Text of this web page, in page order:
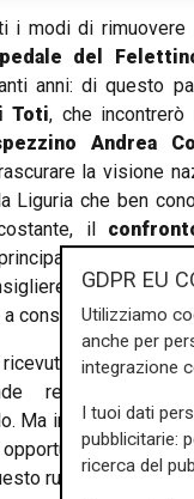
o
i modi di
del
anni: di questo
Toti, che
Andrea
la visione
che ben
il
dovuta alla
comunale, per
consigliere
ricevuto, il leader di
responsabilità,
Ma in questo
per il
ruolo” .
GDPR EU
Utilizziamo
anche per
integrazione
I tuoi dati
pubblicitarie:
ricerca del